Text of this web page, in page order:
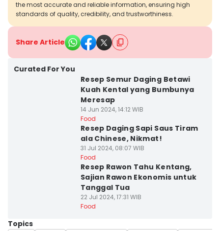
the most accurate and reliable information, ensuring high
standards of quality, credibility, and trustworthiness.
Share Article
Curated For You
Resep Semur Daging Betawi
Kuah Kental yang Bumbunya
Meresap
14 Jun 2024, 14:12 WIB
Food
Resep Daging Sapi Saus Tiram
ala Chinese, Nikmat!
31 Jul 2024, 08:07 WIB
Food
Resep Rawon Tahu Kentang,
Sajian Rawon Ekonomis untuk
Tanggal Tua
22 Jul 2024, 17:31 WIB
Food
Topics